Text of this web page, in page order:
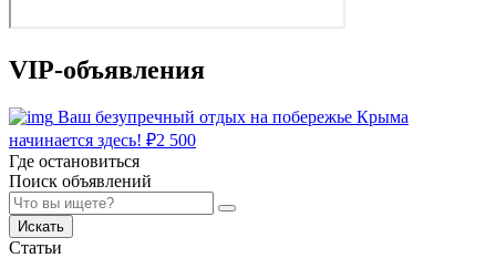
VIP-объявления
Ваш безупречный отдых на побережье Крыма
начинается здесь! ₽2 500
Где остановиться
Поиск объявлений
Искать
Статьи